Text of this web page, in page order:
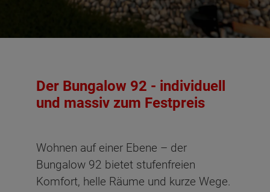
Der Bungalow 92 - individuell
und massiv zum Festpreis
Wohnen auf einer Ebene – der
Bungalow 92 bietet stufenfreien
Komfort, helle Räume und kurze Wege.